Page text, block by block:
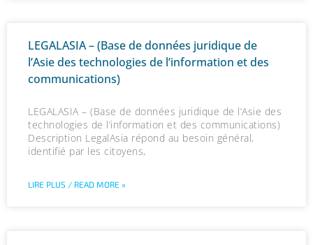
LEGALASIA – (Base de données juridique de
l’Asie des technologies de l’information et des
communications)
LEGALASIA – (Base de données juridique de l’Asie des
technologies de l’information et des communications)
Description LegalAsia répond au besoin général,
identifié par les citoyens,
LIRE PLUS / READ MORE »